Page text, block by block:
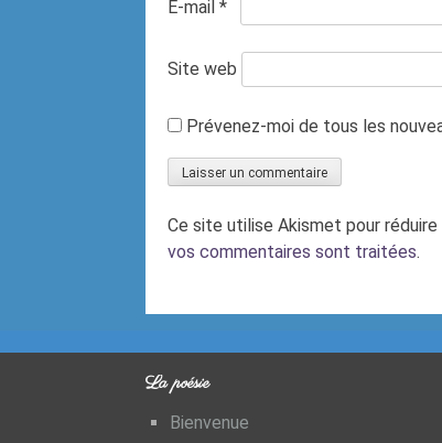
E-mail *
Site web
Prévenez-moi de tous les
Ce site utilise Akismet pour réduire
vos commentaires sont traitées.
La poésie
Bienvenue